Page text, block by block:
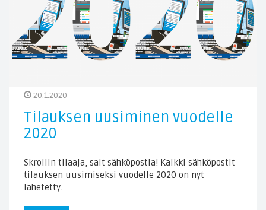
20.1.2020
Tilauksen uusiminen vuodelle
2020
Skrollin tilaaja, sait sähköpostia! Kaikki sähköpostit
tilauksen uusimiseksi vuodelle 2020 on nyt
lähetetty.